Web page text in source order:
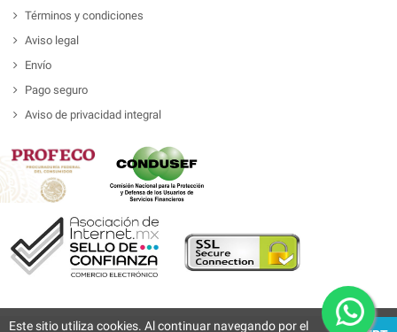
Términos y condiciones
Aviso legal
Envío
Pago seguro
Aviso de privacidad integral
Este sitio utiliza cookies. Al continuar navegando por el